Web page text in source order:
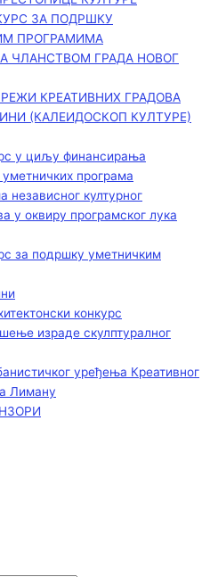
ЗА ПОДРШКУ
ПРОГРАМИМА
ЧЛАНСТВОМ ГРАДА НОВОГ
КРЕАТИВНИХ ГРАДОВА
(КАЛЕИДОСКОП КУЛТУРЕ)
у циљу финансирања
уметничких програма
независног културног
у оквиру програмског лука
за подршку уметничким
конкурс
израде скулптуралног
уређења Креативног
Лиману